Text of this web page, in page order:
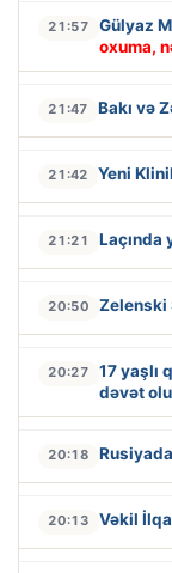
21:57 Gülyaz
oxuma,
21:47 Bakı və
21:42 Yeni
21:21 Laçında
20:50 Zelenski
20:27
17 yaşlı
dəvət
20:18
20:13 Vəkil